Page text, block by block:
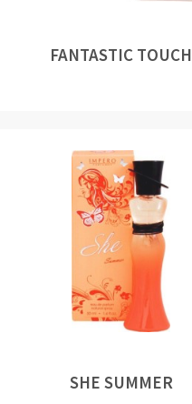
FANTASTIC TOUCH
SHE SUMMER